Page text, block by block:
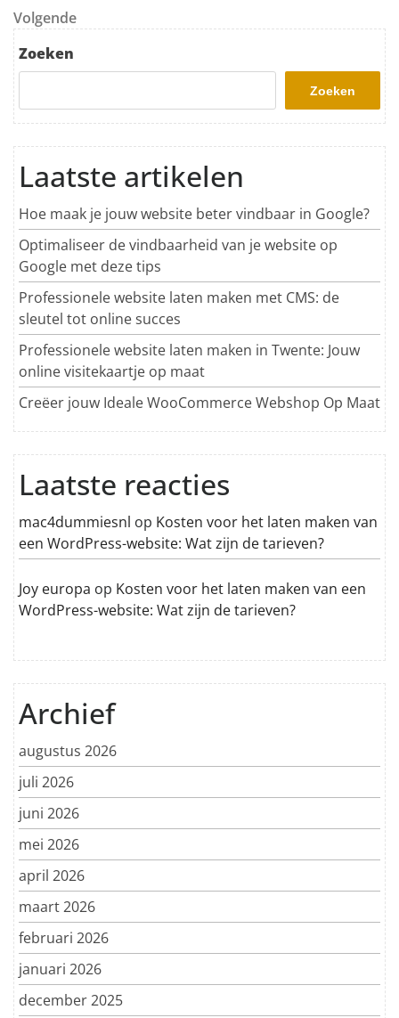
Volgend bericht
Volgende
Zoeken
Zoeken
Laatste artikelen
Hoe maak je jouw website beter vindbaar in Google?
Optimaliseer de vindbaarheid van je website op
Google met deze tips
Professionele website laten maken met CMS: de
sleutel tot online succes
Professionele website laten maken in Twente: Jouw
online visitekaartje op maat
Creëer jouw Ideale WooCommerce Webshop Op Maat
Laatste reacties
mac4dummiesnl op Kosten voor het laten maken van
een WordPress-website: Wat zijn de tarieven?
Joy europa op Kosten voor het laten maken van een
WordPress-website: Wat zijn de tarieven?
Archief
augustus 2026
juli 2026
juni 2026
mei 2026
april 2026
maart 2026
februari 2026
januari 2026
december 2025